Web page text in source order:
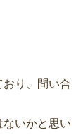
おり、問い合
ないかと思い